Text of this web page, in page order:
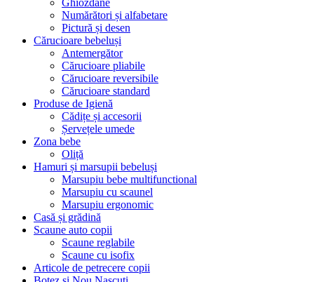
Numărători și alfabetare
Pictură și desen
Cărucioare bebeluși
Antemergător
Cărucioare pliabile
Cărucioare reversibile
Cărucioare standard
Produse de Igienă
Cădițe și accesorii
Șervețele umede
Zona bebe
Oliță
Hamuri și marsupii bebeluși
Marsupiu bebe multifunctional
Marsupiu cu scaunel
Marsupiu ergonomic
Casă și grădină
Scaune auto copii
Scaune reglabile
Scaune cu isofix
Articole de petrecere copii